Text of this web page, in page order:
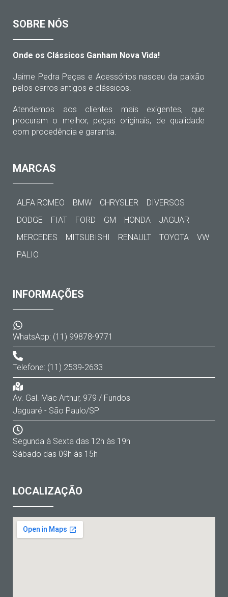
SOBRE NÓS
Onde os Clássicos Ganham Nova Vida!
Jaime Pedra Peças e Acessórios nasceu da paixão
pelos carros antigos e clássicos.
Atendemos aos clientes mais exigentes, que
procuram o melhor, peças originais, de qualidade
com procedência e garantia.
MARCAS
ALFA ROMEO BMW CHRYSLER
DIVERSOS
DODGE
FIAT FORD GM HONDA
JAGUAR
MERCEDES
MITSUBISHI RENAULT TOYOTA
VW
PALIO
INFORMAÇÕES
WhatsApp: (11) 99878-9771
Telefone: (11) 2539-2633
Av. Gal. Mac Arthur, 979 / Fundos
Jaguaré - São Paulo/SP
Segunda à Sexta das 12h às 19h
Sábado das 09h às 15h
LOCALIZAÇÃO